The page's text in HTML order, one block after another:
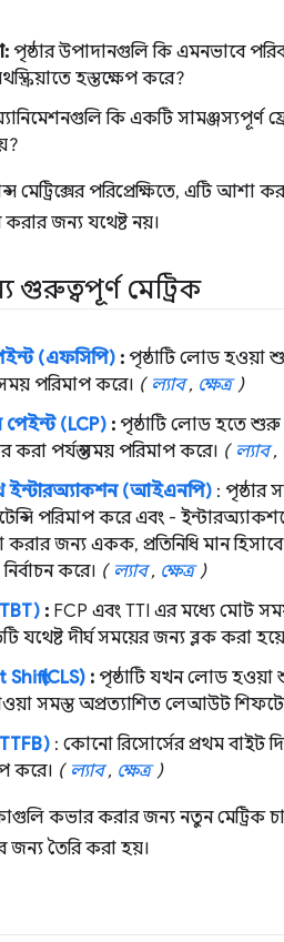
পৃষ্ঠার উপাদানগুলি কি এমনভাবে
হস্তক্ষেপ করে?
কি একটি সামঞ্জস্যপূর্ণ
মেট্রিক্সের পরিপ্রেক্ষিতে, এটি
করার জন্য যথেষ্ট নয়।
মেট্রিক
(এফসিপি) : পৃষ্ঠাটি লোড হওয়া
সময় পরিমাপ করে। ( ল্যাব, ক্ষেত্র)
পেইন্ট (LCP) : পৃষ্ঠাটি লোড হতে শুরু
করা পর্যন্ত সময় পরিমাপ করে। ( ল্যাব,
ইন্টারঅ্যাকশন (আইএনপি) : পৃষ্ঠার
পরিমাপ করে এবং -
করার জন্য একক, প্রতিনিধি মান
করে। ( ল্যাব, ক্ষেত্র)
: FCP এবং TTI এর মধ্যে মোট
যথেষ্ট দীর্ঘ সময়ের জন্য ব্লক করা
(CLS) : পৃষ্ঠাটি যখন লোড
সমস্ত অপ্রত্যাশিত লেআউট
: কোনো রিসোর্সের প্রথম বাইট
করে। ( ল্যাব, ক্ষেত্র)
কভার করার জন্য নতুন মেট্রিক চালু
জন্য তৈরি করা হয়।